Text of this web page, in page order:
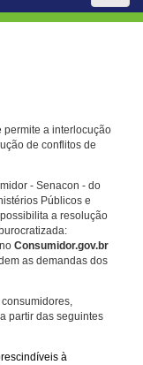
permite a interlocução
de conflitos de
- Senacon - do
Públicos e
a resolução
Consumidor.gov.br
as demandas dos
partir das seguintes
à